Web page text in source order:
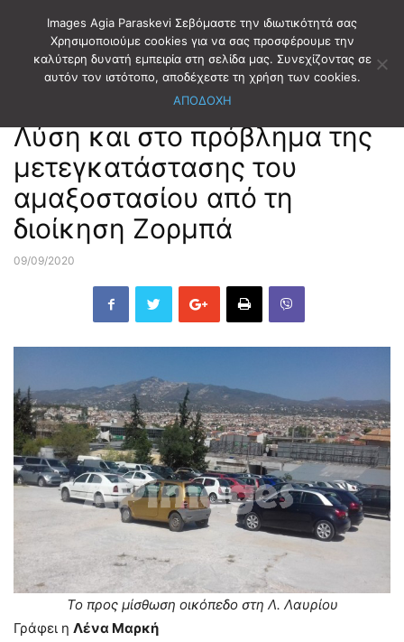
Αρχική EDITORIAL
Λύση και στο πρόβλημα της
μετεγκατάστασης του
αμαξοστασίου από τη
διοίκηση Ζορμπά
09/09/2020
Το προς μίσθωση οικόπεδο στη Λ. Λαυρίου
Γράφει η Λένα Μαρκή
Images Agia Paraskevi Σεβόμαστε την ιδιωτικότητά σας
Χρησιμοποιούμε cookies για να σας προσφέρουμε την
καλύτερη δυνατή εμπειρία στη σελίδα μας. Συνεχίζοντας σε
αυτόν τον ιστότοπο, αποδέχεστε τη χρήση των cookies.
ΑΠΟΔΟΧΗ